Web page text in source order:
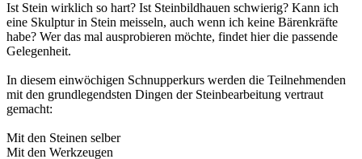
Ist Stein wirklich so hart? Ist Steinbildhauen schwierig? Kann ich
eine Skulptur in Stein meisseln, auch wenn ich keine Bärenkräfte
habe? Wer das mal ausprobieren möchte, findet hier die passende
Gelegenheit.
In diesem einwöchigen Schnupperkurs werden die Teilnehmenden
mit den grundlegendsten Dingen der Steinbearbeitung vertraut
gemacht:
Mit den Steinen selber
Mit den Werkzeugen